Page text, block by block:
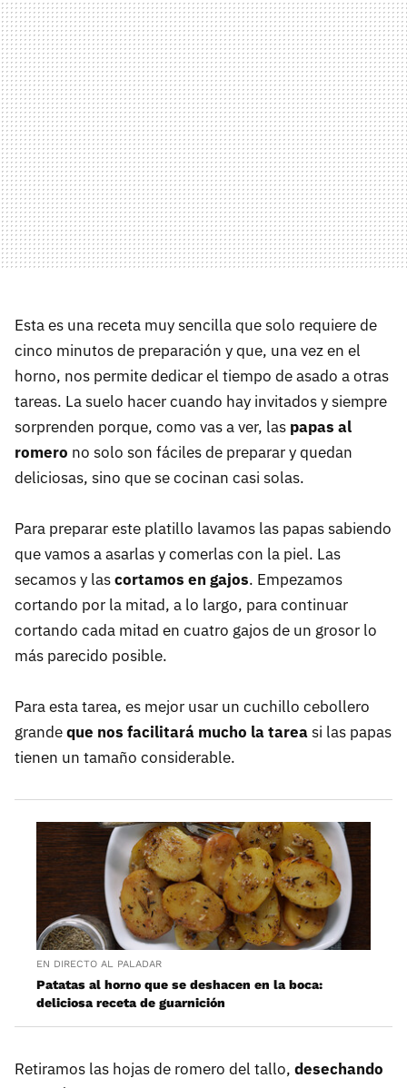
Esta es una receta muy sencilla que solo requiere de
cinco minutos de preparación y que, una vez en el
horno, nos permite dedicar el tiempo de asado a otras
tareas. La suelo hacer cuando hay invitados y siempre
sorprenden porque, como vas a ver, las papas al
romero no solo son fáciles de preparar y quedan
deliciosas, sino que se cocinan casi solas.
Para preparar este platillo lavamos las papas sabiendo
que vamos a asarlas y comerlas con la piel. Las
secamos y lascortamos en gajos. Empezamos
cortando por la mitad, a lo largo, para continuar
cortando cada mitad en cuatro gajos de un grosor lo
más parecido posible.
Para esta tarea, es mejor usar un cuchillo cebollero
grandeque nos facilitará mucho la tareasi las papas
tienen un tamaño considerable.
EN DIRECTO AL PALADAR
Patatas al horno que se deshacen en la boca:
deliciosa receta de guarnición
Retiramos las hojas de romero del tallo, desechando